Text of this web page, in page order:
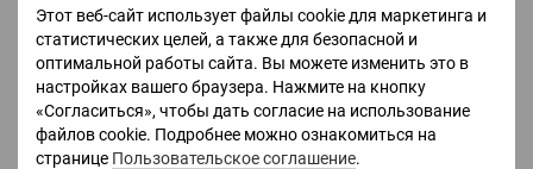
Этот веб-сайт использует файлы cookie для маркетинга и
статистических целей, а также для безопасной и
оптимальной работы сайта. Вы можете изменить это в
настройках вашего браузера. Нажмите на кнопку
«Согласиться», чтобы дать согласие на использование
файлов cookie. Подробнее можно ознакомиться на
странице Пользовательское соглашение.
поддержка DLNA
управление голосом
мультимедийный (аэропульт)
Amazon Alexa
Google Assistant
Разъемы
Входы USB 2 шт